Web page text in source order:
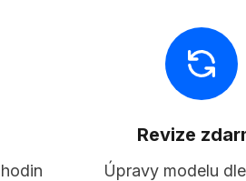
Revize
Úpravy modelu